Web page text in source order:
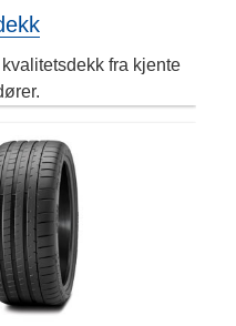
fra kjente